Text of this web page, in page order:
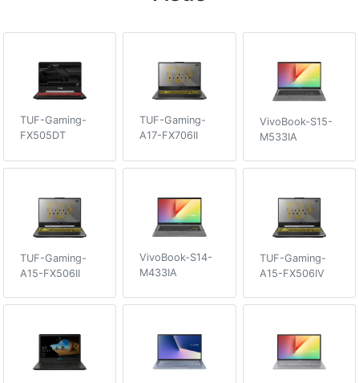
TUF-Gaming-
FX505DT
TUF-Gaming-
A17-FX706II
VivoBook-S15-
M533IA
TUF-Gaming-
A15-FX506II
VivoBook-S14-
M433IA
TUF-Gaming-
A15-FX506IV